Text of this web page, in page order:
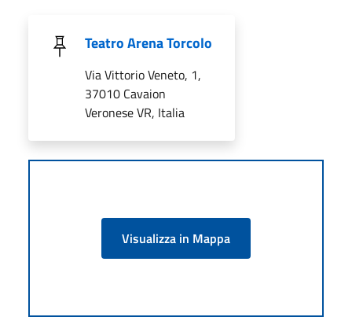
Teatro Arena Torcolo
Via Vittorio Veneto, 1,
37010 Cavaion
Veronese VR, Italia
Visualizza in Mappa